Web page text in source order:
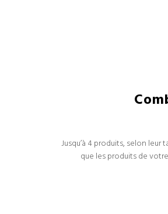
Jusqu’à 4 produits, selon
que les produits de